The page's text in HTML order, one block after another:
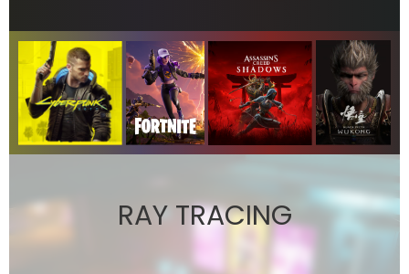
RAY TRACING